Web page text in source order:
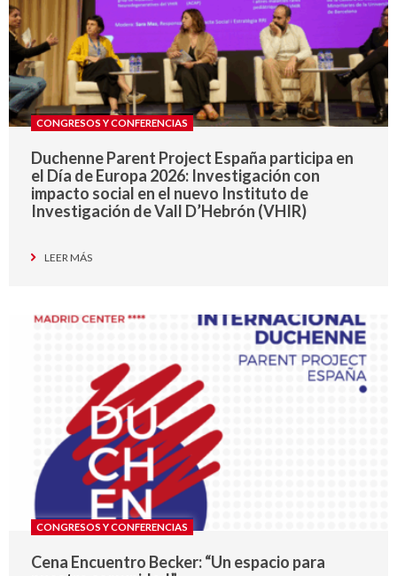
CONGRESOS Y CONFERENCIAS
Duchenne Parent Project España participa en
el Día de Europa 2026: Investigación con
impacto social en el nuevo Instituto de
Investigación de Vall D’Hebrón (VHIR)
LEER MÁS
CONGRESOS Y CONFERENCIAS
Cena Encuentro Becker: “Un espacio para